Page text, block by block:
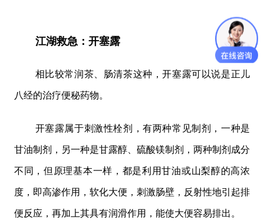
江湖救急：开塞露
相比较常润茶、肠清茶这种，开塞露可以说是正儿
八经的治疗便秘药物。
开塞露属于刺激性栓剂，有两种常见制剂，一种是
甘油制剂，另一种是甘露醇、硫酸镁制剂，两种制剂成分
不同，但原理基本一样，都是利用甘油或山梨醇的高浓
度，即高渗作用，软化大便，刺激肠壁，反射性地引起排
便反应，再加上其具有润滑作用，能使大便容易排出。